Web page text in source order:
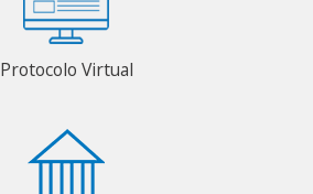
Protocolo Virtual